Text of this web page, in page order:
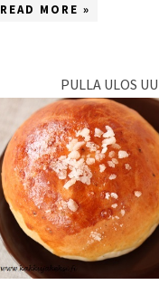
READ MORE »
PULLA ULOS